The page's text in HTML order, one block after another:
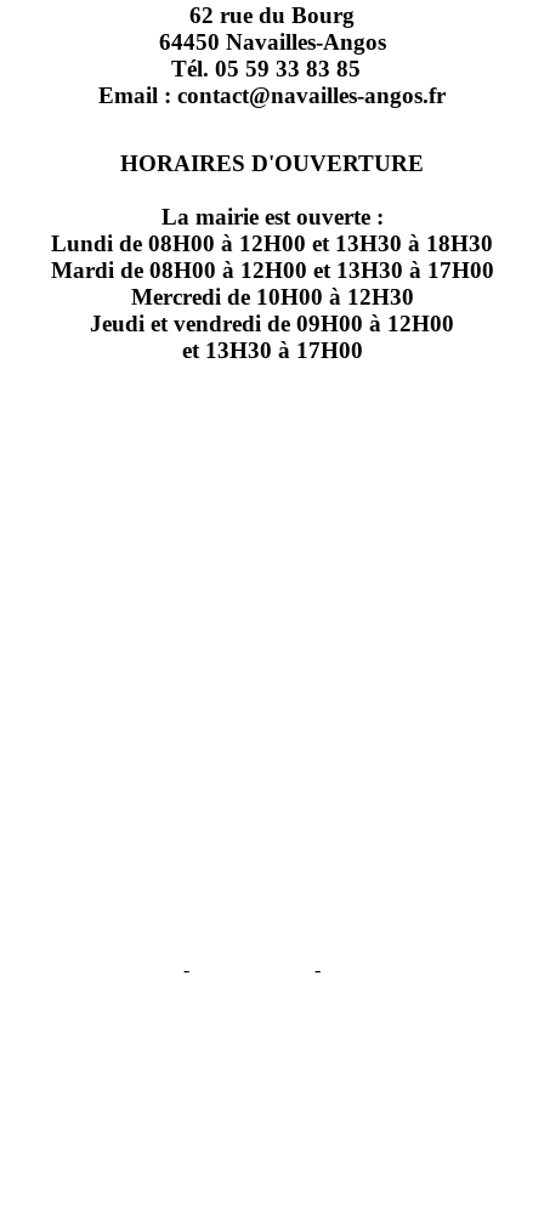
62 rue du Bourg
64450 Navailles-Angos
Tél. 05 59 33 83 85
Email : contact@navailles-angos.fr
HORAIRES D'OUVERTURE
La mairie est ouverte :
Lundi de 08H00 à 12H00 et 13H30 à 18H30
Mardi de 08H00 à 12H00 et 13H30 à 17H00
Mercredi de 10H00 à 12H30
Jeudi et vendredi de 09H00 à 12H00
et 13H30 à 17H00
- -